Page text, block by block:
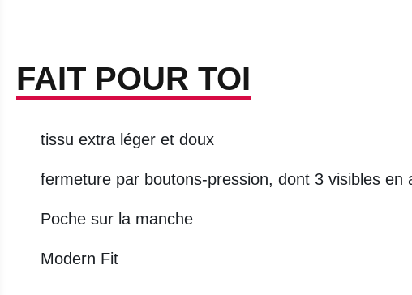
FAIT POUR TOI
tissu extra léger et doux
fermeture par boutons-pression, dont 3 visibles en
Poche sur la manche
Modern Fit